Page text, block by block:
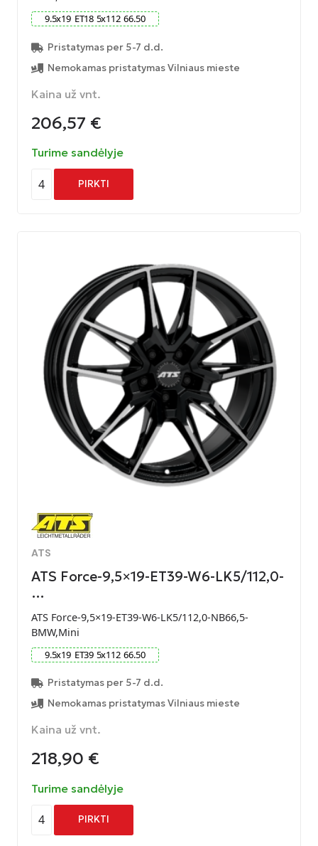
9.5x19 ET18 5x112 66.50
Pristatymas per 5-7 d.d.
Nemokamas pristatymas Vilniaus mieste
Kaina už vnt.
206,57 €
Turime sandėlyje
4 PIRKTI
ATS
ATS Force-9,5×19-ET39-W6-LK5/112,0-
…
ATS Force-9,5×19-ET39-W6-LK5/112,0-NB66,5-
BMW,Mini
9.5x19 ET39 5x112 66.50
Pristatymas per 5-7 d.d.
Nemokamas pristatymas Vilniaus mieste
Kaina už vnt.
218,90 €
Turime sandėlyje
4 PIRKTI